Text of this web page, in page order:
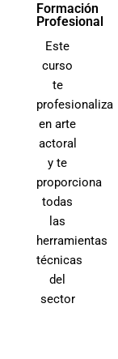
Formación
Profesional
Este
curso
te
profesionaliza
en arte
actoral
y te
proporciona
todas
las
herramientas
técnicas
del
sector